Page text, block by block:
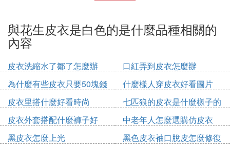
『叄』 市場上賣的花生有很多，不過皮的
顏色不同，怎麼區別，哪種好
相信大家不管是在超市還是在集市上都可以看到花生
的蹤影，花生是我們平時也會吃的食物，然而如今的
花生有這么多種品種，大家卻不知道哪一種花生更好
吃一些，並且吃起來比較的健康，不知道大家在集市
上有沒有看到那種深紅色的小顆粒花生，這種花生是
比較好的，而且吃起來比較的健康，裡面的營養物質
與花生皮衣是白色的是什麼品種相關的
內容
皮衣洗縮水了鄒了怎麼辦
口紅弄到皮衣怎麼辦
為什麼有些皮衣只要50塊錢
什麼樣人穿皮衣好看圖片
皮衣里搭什麼好看時尚
七匹狼的皮衣是什麼樣子的
皮衣外套搭配什麼褲子好
中老年人怎麼選購仿皮衣
黑皮衣怎麼上光
黑色皮衣袖口脫皮怎麼修復